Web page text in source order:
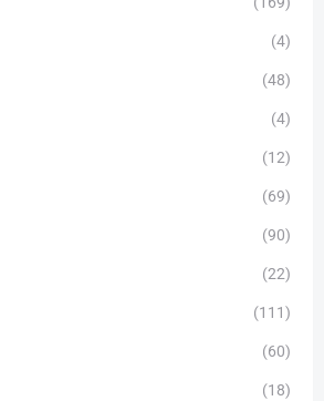
(4)
(48)
(4)
(12)
(69)
(90)
(22)
(111)
(60)
(18)